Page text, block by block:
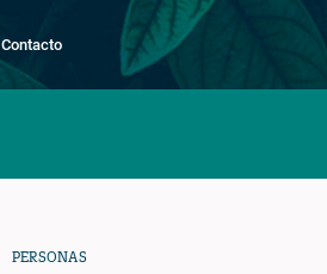
Contacto
PERSONAS